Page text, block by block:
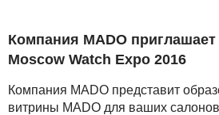
Компания MADO
Moscow Watch Expo 2016
Компания MADO представит
витрины MADO для ваших